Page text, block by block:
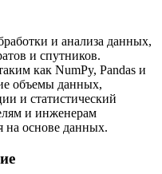
и анализа данных,
и спутников.
как NumPy, Pandas и
объемы данных,
и статистический
и инженерам
на основе данных.